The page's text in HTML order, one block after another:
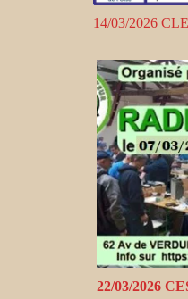
14/03/2026
22/03/2026